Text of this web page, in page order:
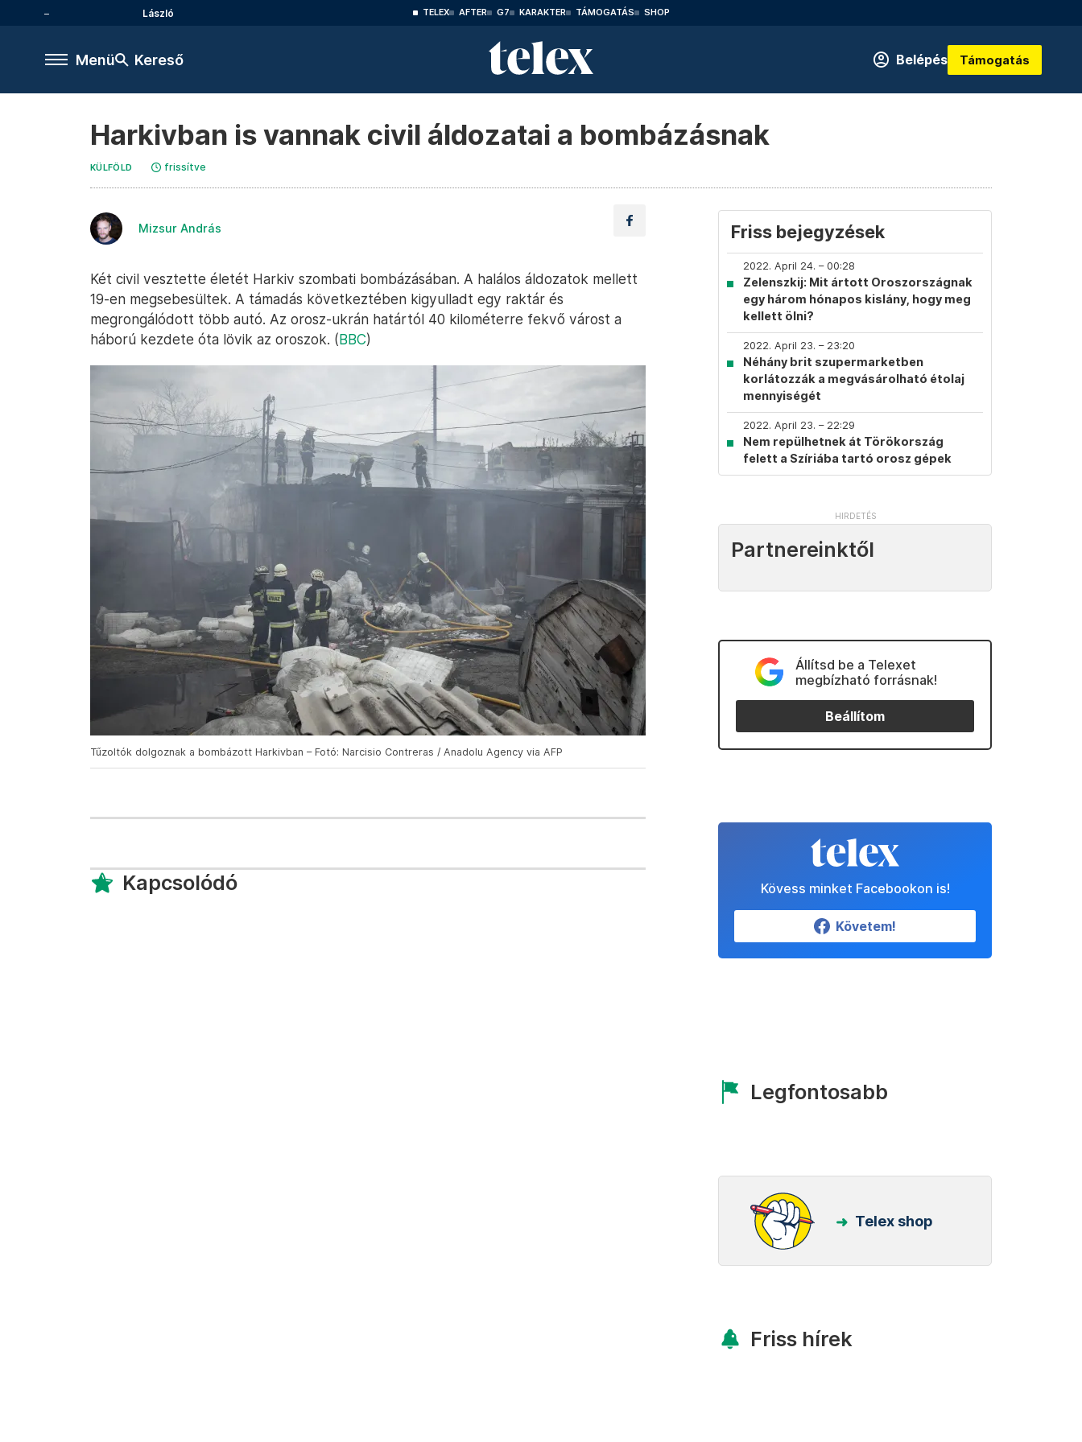
László TELEX AFTER G7 KARAKTER TÁMOGATÁS SHOP
Menü Kereső Belépés Támogatás
Harkivban is vannak civil áldozatai a bombázásnak
KÜLFÖLD frissítve
Mizsur András
Két civil vesztette életét Harkiv szombati bombázásában. A halálos áldozatok mellett
19-en megsebesültek. A támadás következtében kigyulladt egy raktár és
megrongálódott több autó. Az orosz-ukrán határtól 40 kilométerre fekvő várost a
háború kezdete óta lövik az oroszok. (BBC)
Tűzoltók dolgoznak a bombázott Harkivban – Fotó: Narcisio Contreras / Anadolu Agency via AFP
Kapcsolódó
Friss bejegyzések
2022. April 24. – 00:28
Zelenszkij: Mit ártott Oroszországnak
egy három hónapos kislány, hogy meg
kellett ölni?
2022. April 23. – 23:20
Néhány brit szupermarketben
korlátozzák a megvásárolható étolaj
mennyiségét
2022. April 23. – 22:29
Nem repülhetnek át Törökország
felett a Szíriába tartó orosz gépek
Partnereinktől
Állítsd be a Telexet
megbízható forrásnak!
Beállítom
Kövess minket Facebookon is!
Követem!
Legfontosabb
Telex shop
Friss hírek